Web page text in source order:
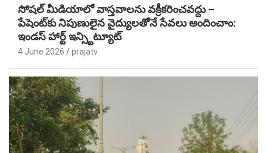
సోషల్ మీడియాలో వాస్తవాలను వక్రీకరించవద్దు –
పేషెంట్‌కు నిపుణులైన వైద్యులతోెనే సేవలు అందించాం:
ఇండస్ హార్ట్ ఇన్స్టిట్యూట్
4 June 2026 prajatv